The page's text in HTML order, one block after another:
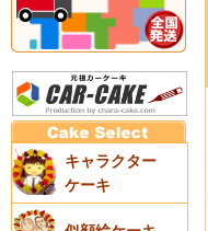
キャラクター
ケーキ